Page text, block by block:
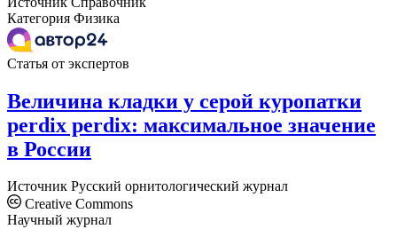
Категория Физика
Статья от экспертов
Величина кладки у серой куропатки
perdix perdix: максимальное значение
в России
Источник Русский орнитологический журнал
Creative Commons
Научный журнал